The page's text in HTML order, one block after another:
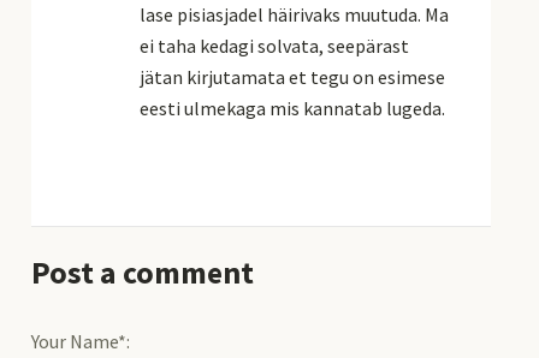
lase pisiasjadel häirivaks muutuda. Ma
ei taha kedagi solvata, seepärast
jätan kirjutamata et tegu on esimese
eesti ulmekaga mis kannatab lugeda.
Post a comment
Your Name*: